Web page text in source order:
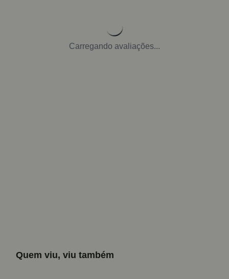
Carregando avaliações...
Quem viu, viu também